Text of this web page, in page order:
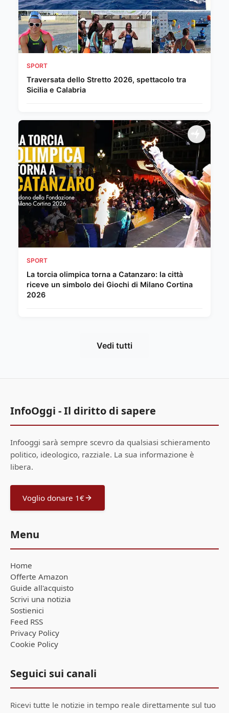
SPORT
Traversata dello Stretto 2026, spettacolo tra
Sicilia e Calabria
SPORT
La torcia olimpica torna a Catanzaro: la città
riceve un simbolo dei Giochi di Milano Cortina
2026
Vedi tutti
InfoOggi - Il diritto di sapere
Infooggi sarà sempre scevro da qualsiasi schieramento
politico, ideologico, razziale. La sua informazione è
libera.
Voglio donare 1€
Menu
Home
Offerte Amazon
Guide all'acquisto
Scrivi una notizia
Sostienici
Feed RSS
Privacy Policy
Cookie Policy
Seguici sui canali
Ricevi tutte le notizie in tempo reale direttamente sul tuo